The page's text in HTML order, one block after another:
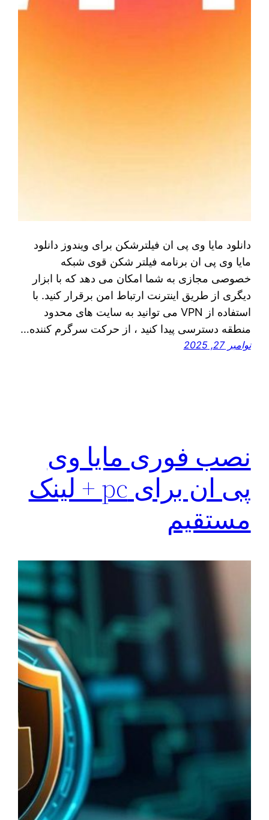
دانلود مایا وی پی ان فیلترشکن برای ویندوز دانلود
مایا وی پی ان برنامه فیلتر شکن قوی شبکه
خصوصی مجازی به شما امکان می دهد که با ابزار
دیگری از طریق اینترنت ارتباط امن برقرار کنید. با
استفاده از VPN می توانید به سایت های محدود
منطقه دسترسی پیدا کنید ، از حرکت سرگرم کننده…
نوامبر 27, 2025
نصب فوری مایا وی
پی ان برای pc + لینک
مستقیم